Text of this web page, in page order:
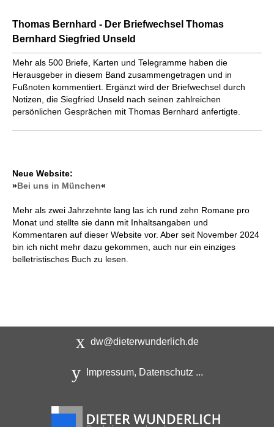
Thomas Bernhard - Der Briefwechsel Thomas
Bernhard Siegfried Unseld
Mehr als 500 Briefe, Karten und Telegramme haben die
Herausgeber in diesem Band zusammengetragen und in
Fußnoten kommentiert. Ergänzt wird der Briefwechsel durch
Notizen, die Siegfried Unseld nach seinen zahlreichen
persönlichen Gesprächen mit Thomas Bernhard anfertigte.
Neue Website:
»Bei uns in München«
Mehr als zwei Jahrzehnte lang las ich rund zehn Romane pro
Monat und stellte sie dann mit Inhaltsangaben und
Kommentaren auf dieser Website vor. Aber seit November 2024
bin ich nicht mehr dazu gekommen, auch nur ein einziges
belletristisches Buch zu lesen.
dw@dieterwunderlich.de
Impressum, Datenschutz ...